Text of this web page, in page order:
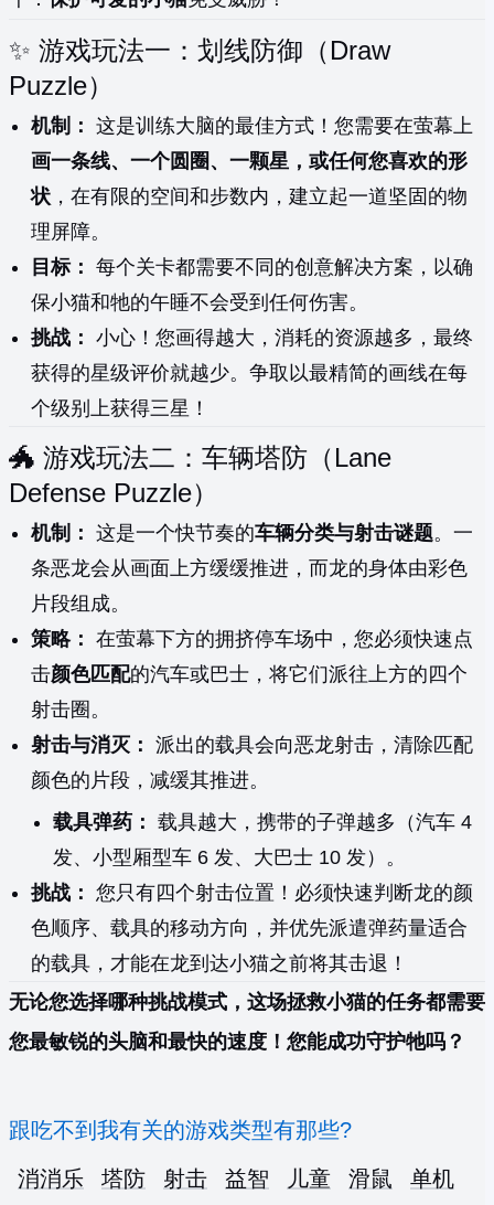
✨ 游戏玩法一：划线防御（Draw
Puzzle）
机制： 这是训练大脑的最佳方式！您需要在萤幕上
画一条线、一个圆圈、一颗星，或任何您喜欢的形
状 ，在有限的空间和步数内，建立起一道坚固的物
理屏障。
目标： 每个关卡都需要不同的创意解决方案，以确
保小猫和牠的午睡不会受到任何伤害。
挑战： 小心！您画得越大，消耗的资源越多，最终
获得的星级评价就越少。争取以最精简的画线在每
个级别上获得三星！
🐲 游戏玩法二：车辆塔防（Lane
Defense Puzzle）
机制： 这是一个快节奏的车辆分类与射击谜题。一
条恶龙会从画面上方缓缓推进，而龙的身体由彩色
片段组成。
策略： 在萤幕下方的拥挤停车场中，您必须快速点
击颜色匹配的汽车或巴士，将它们派往上方的四个
射击圈。
射击与消灭： 派出的载具会向恶龙射击，清除匹配
颜色的片段，减缓其推进。
载具弹药： 载具越大，携带的子弹越多（汽车 4
发、小型厢型车 6 发、大巴士 10 发）。
挑战： 您只有四个射击位置！必须快速判断龙的颜
色顺序、载具的移动方向，并优先派遣弹药量适合
的载具，才能在龙到达小猫之前将其击退！
无论您选择哪种挑战模式，这场拯救小猫的任务都需要
您最敏锐的头脑和最快的速度！您能成功守护牠吗？
跟吃不到我有关的游戏类型有那些?
消消乐
塔防 射击 益智 儿童 滑鼠
单机